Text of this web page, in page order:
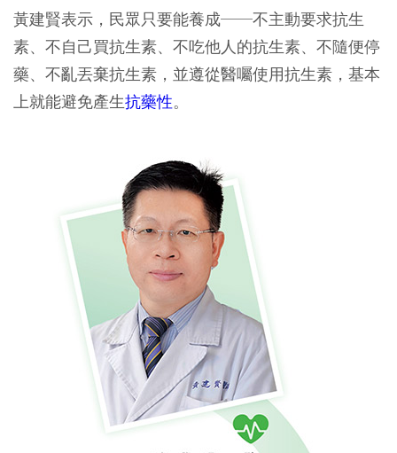
黃建賢表示，民眾只要能養成──不主動要求抗生
素、不自己買抗生素、不吃他人的抗生素、不隨便停
藥、不亂丟棄抗生素，並遵從醫囑使用抗生素，基本
上就能避免產生抗藥性。